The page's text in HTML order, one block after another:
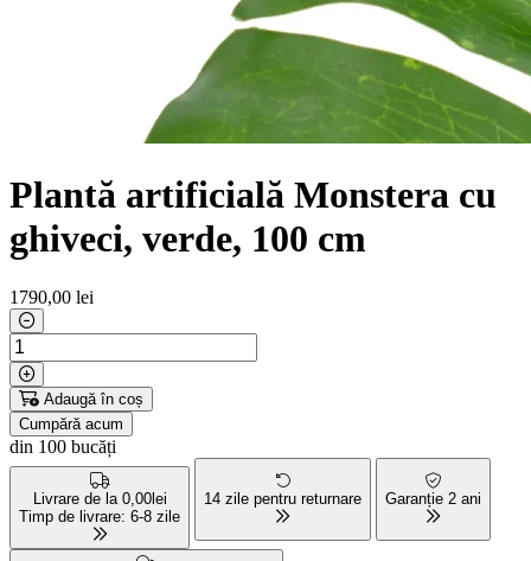
Plantă artificială Monstera cu
ghiveci, verde, 100 cm
1790,00 lei
Adaugă în coș
Cumpără acum
din 100 bucăți
Livrare de la 0,00lei
Timp de livrare: 6-8 zile
14 zile pentru returnare Garanție 2 ani